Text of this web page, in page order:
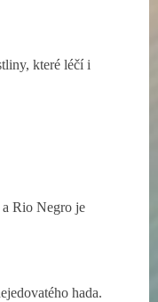
které léčí i
Rio Negro je
hada.